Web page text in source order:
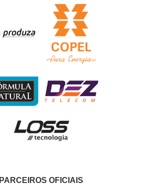
PARCEIROS OFICIAIS